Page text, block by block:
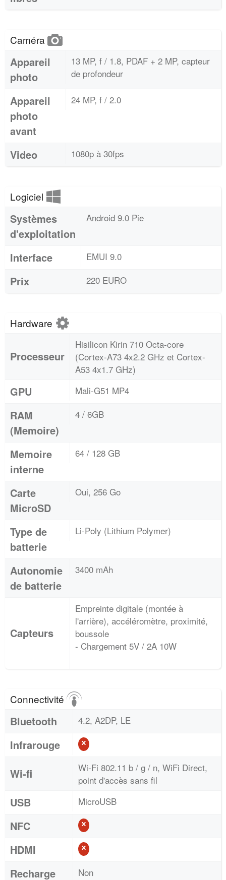
Caméra
Appareil
photo
13 MP, f / 1.8, PDAF + 2 MP, capteur
de profondeur
Appareil
photo
avant
24 MP, f / 2.0
Video 1080p à 30fps
Logiciel
Systèmes
d'exploitation
Android 9.0 Pie
Interface EMUI 9.0
Prix 220 EURO
Hardware
Processeur
Hisilicon Kirin 710 Octa-core
(Cortex-A73 4x2.2 GHz et Cortex-
A53 4x1.7 GHz)
GPU Mali-G51 MP4
RAM
(Memoire)
4 / 6GB
Memoire
interne
64 / 128 GB
Carte
MicroSD
Oui, 256 Go
Type de
batterie
Li-Poly (Lithium Polymer)
Autonomie
de batterie
3400 mAh
Capteurs
Empreinte digitale (montée à
l'arrière), accéléromètre, proximité,
boussole
- Chargement 5V / 2A 10W
Connectivité
Bluetooth 4.2, A2DP, LE
Infrarouge
Wi-fi
Wi-Fi 802.11 b / g / n, WiFi Direct,
point d'accès sans fil
USB MicroUSB
NFC
HDMI
Recharge
Non